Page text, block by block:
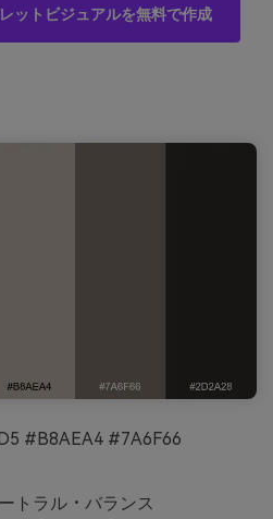
ットビジュアルを無料で作成
#B8AEA4 #7A6F66
トラル・バランス